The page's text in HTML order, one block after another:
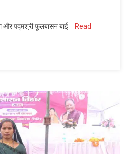
और पद्मश्री फूलबासन बाई
Read